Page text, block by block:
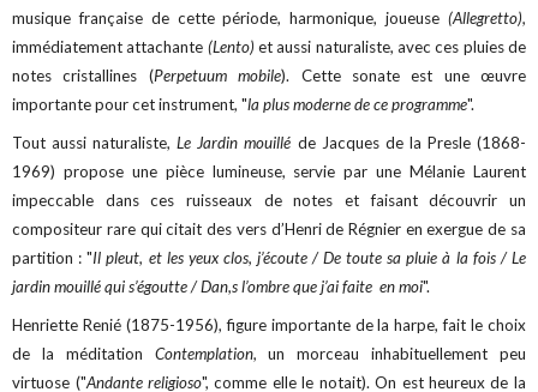
musique française de cette période, harmonique, joueuse (Allegretto),
immédiatement attachante (Lento) et aussi naturaliste, avec ces pluies de
notes cristallines (Perpetuum mobile). Cette sonate est une œuvre
importante pour cet instrument, "la plus moderne de ce programme".
Tout aussi naturaliste,Le Jardin mouillé de Jacques de la Presle (1868-
1969) propose une pièce lumineuse, servie par une Mélanie Laurent
impeccable dans ces ruisseaux de notes et faisant découvrir un
compositeur rare qui citait des vers d’Henri de Régnier en exergue de sa
partition : "Il pleut, et les yeux clos, j’écoute / De toute sa pluie à la fois / Le
jardin mouillé qui s’égoutte / Dan,s l’ombre que j’ai faite en moi".
Henriette Renié (1875-1956), figure importante de la harpe, fait le choix
de la méditation Contemplation,un morceau inhabituellement peu
virtuose ("Andante religioso", comme elle le notait). On est heureux de la